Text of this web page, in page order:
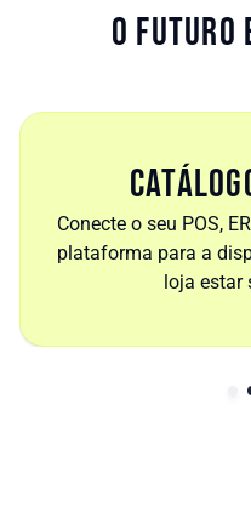
O futuro
Conecte o seu POS,
plataforma para a
loja estar